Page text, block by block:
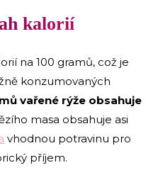
kalorií
na 100 gramů, což je
konzumovaných
vařené rýže obsahuje
masa obsahuje asi
vhodnou potravinu pro
příjem.